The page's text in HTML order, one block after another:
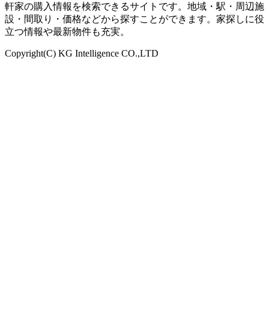
軒家の購入情報を検索できるサイトです。地域・駅・周辺施
設・間取り・価格などから探すことができます。家探しに役
立つ情報や最新物件も充実。
Copyright(C) KG Intelligence CO.,LTD